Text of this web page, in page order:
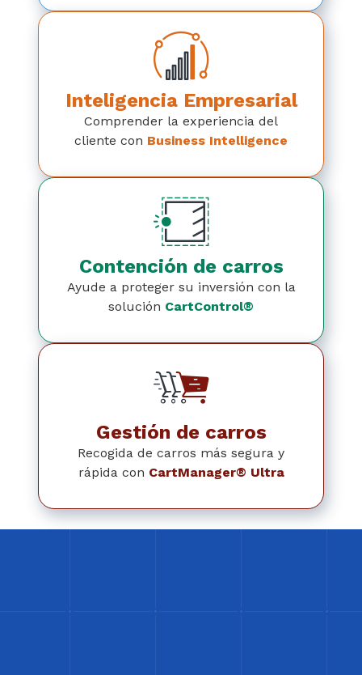
Inteligencia Empresarial
Comprender la experiencia del
cliente con Business Intelligence
Contención de carros
Ayude a proteger su inversión con la
solución CartControl®
Gestión de carros
Recogida de carros más segura y
rápida con CartManager® Ultra